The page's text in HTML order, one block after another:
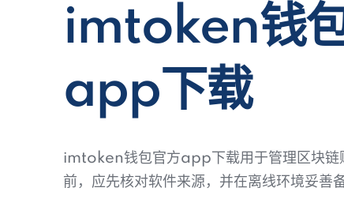
imtoken钱
app下载
imtoken钱包官方app下载用于管理区块链
前，应先核对软件来源，并在离线环境妥善